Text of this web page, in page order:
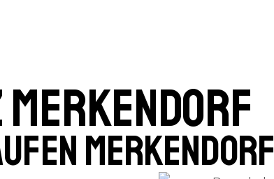
Merkendorf
Merkendorf